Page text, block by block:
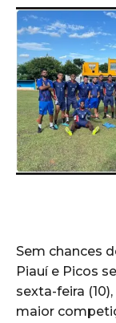
Sem chances
Piauí e Picos
sexta-feira
maior